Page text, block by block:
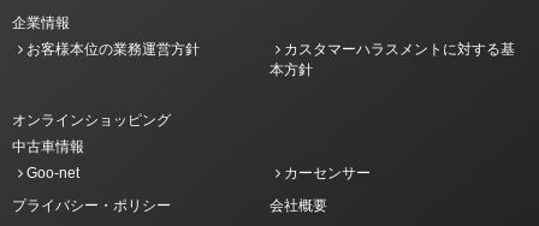
企業情報
お客様本位の業務運営方針
カスタマーハラスメントに対する基
本方針
オンラインショッピング
中古車情報
Goo-net
カーセンサー
プライバシー・ポリシー
会社概要